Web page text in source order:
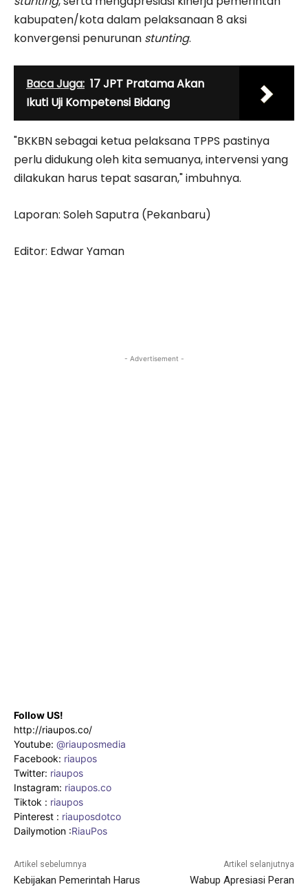
kabupaten/kota dalam pelaksanaan 8 aksi
konvergensi penurunan stunting.
Baca Juga: 17 JPT Pratama Akan
Ikuti Uji Kompetensi Bidang
"BKKBN sebagai ketua pelaksana TPPS pastinya
perlu didukung oleh kita semuanya, intervensi yang
dilakukan harus tepat sasaran," imbuhnya.
Laporan: Soleh Saputra (Pekanbaru)
Editor: Edwar Yaman
- Advertisement -
Follow US!
http://riaupos.co/
Youtube: @riauposmedia
Facebook: riaupos
Twitter: riaupos
Instagram: riaupos.co
Tiktok : riaupos
Pinterest : riauposdotco
Dailymotion :RiauPos
Artikel sebelumnya
Kebijakan Pemerintah Harus
Artikel selanjutnya
Wabup Apresiasi Peran